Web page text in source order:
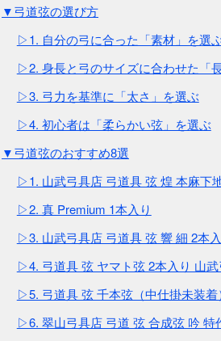
▼弓道弦の選び方
▷1. 自分の弓に合った「素材」を選
▷2. 身長と弓のサイズに合わせた「
▷3. 弓力を基準に「太さ」を選ぶ
▷4. 初心者は「柔らかい弦」を選ぶ
▼弓道弦のおすすめ8選
▷1. 山武弓具店 弓道具 弦 煌 本麻下
▷2. 真 Premium 1本入り
▷3. 山武弓具店 弓道具 弦 響 細 2本
▷4. 弓道具 弦 ヤマト弦 2本入り 山
▷5. 弓道具 弦 千本弦（中仕掛未装着
▷6. 翠山弓具店 弓道 弦 合成弦 吟 特